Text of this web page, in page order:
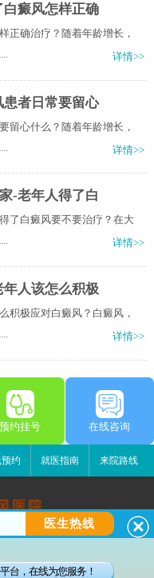
癜风怎样正确
正确治疗？随着年龄增长，
详情>>
者日常要留心
留心什么？随着年龄增长，
详情>>
-老年人得了白
了白癜风要不要治疗？在大
详情>>
人该怎么积极
积极应对白癜风？白癜风，
详情>>
预约挂号 在线咨询
约 就医指南 来院路线
院
2号
风医院
医生热线
台，在线为您服务！